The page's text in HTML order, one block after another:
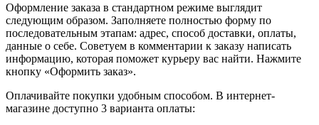
Оформление заказа в стандартном режиме выглядит
следующим образом. Заполняете полностью форму по
последовательным этапам: адрес, способ доставки, оплаты,
данные о себе. Советуем в комментарии к заказу написать
информацию, которая поможет курьеру вас найти. Нажмите
кнопку «Оформить заказ».
Оплачивайте покупки удобным способом. В интернет-
магазине доступно 3 варианта оплаты: